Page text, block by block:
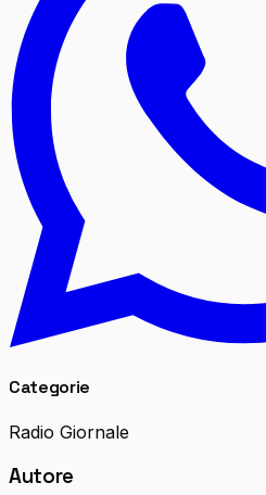
Categorie
Radio Giornale
Autore